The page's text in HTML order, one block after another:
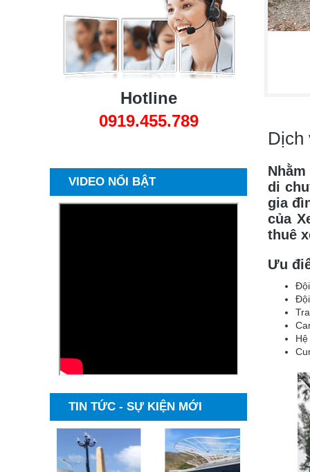
Dịch
di
gia
của
thuê
Ưu
Hotline
0919.455.789
VIDEO NỔI BẬT
TIN TỨC - SỰ KIỆN MỚI